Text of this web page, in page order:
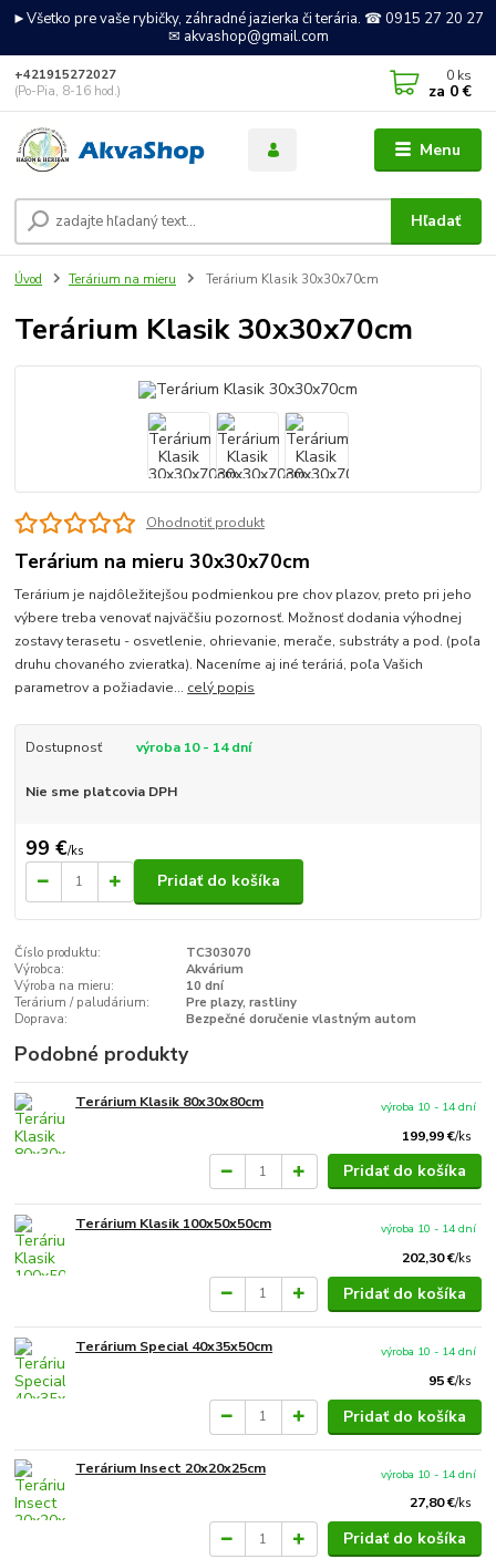
►Všetko pre vaše rybičky, záhradné jazierka či terária. ☎ 0915 27 20 27
✉ akvashop@gmail.com
Menu
Hľadať
+421915272027
(Po-Pia, 8-16 hod.)
0 ks
za 0 €
Úvod Terárium na mieru Terárium Klasik 30x30x70cm
Terárium Klasik 30x30x70cm
Ohodnotiť produkt
Terárium na mieru 30x30x70cm
Terárium je najdôležitejšou podmienkou pre chov plazov, preto pri jeho
výbere treba venovať najväčšiu pozornosť. Možnosť dodania výhodnej
zostavy terasetu - osvetlenie, ohrievanie, merače, substráty a pod. (poľa
druhu chovaného zvieratka). Naceníme aj iné teráriá, poľa Vašich
parametrov a požiadavie... celý popis
Dostupnosť výroba 10 - 14 dní
Nie sme platcovia DPH
99 €/ks
Pridať do košíka
Číslo produktu:
TC303070
Výrobca:
Akvárium
Výroba na mieru:
10 dní
Terárium / paludárium:
Pre plazy, rastliny
Doprava:
Bezpečné doručenie vlastným autom
Podobné produkty
Terárium Klasik 80x30x80cm
199,99 €/ks
výroba 10 - 14 dní
Pridať do košíka
Terárium Klasik 100x50x50cm
202,30 €/ks
výroba 10 - 14 dní
Pridať do košíka
Terárium Special 40x35x50cm
95 €/ks
výroba 10 - 14 dní
Pridať do košíka
Terárium Insect 20x20x25cm
27,80 €/ks
výroba 10 - 14 dní
Pridať do košíka